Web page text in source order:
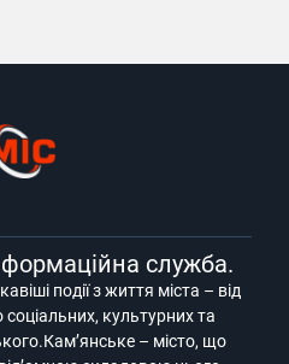
служба.
події з життя міста – від
соціальних, культурних та
– місто, що